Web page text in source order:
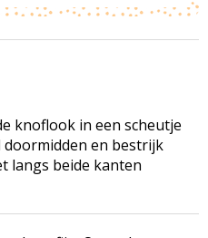
knoflook in een scheutje
en bestrijk
langs beide kanten